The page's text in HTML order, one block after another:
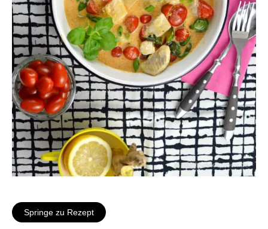
Springe zu Rezept